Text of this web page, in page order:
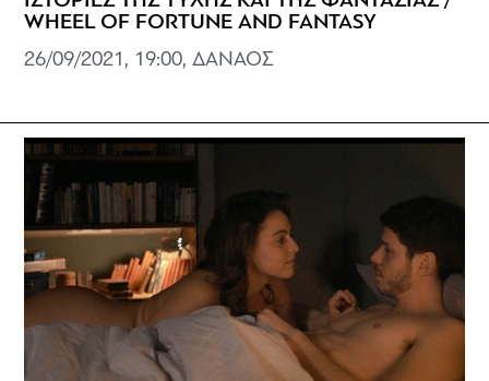
WHEEL OF FORTUNE AND FANTASY
26/09/2021, 19:00, ΔΑΝΑΟΣ